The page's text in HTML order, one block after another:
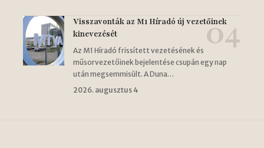
Visszavonták az M1 Híradó új vezetőinek
kinevezését
Az M1 Híradó frissített vezetésének és
műsorvezetőinek bejelentése csupán egy nap
után megsemmisült. A Duna…
2026. augusztus 4